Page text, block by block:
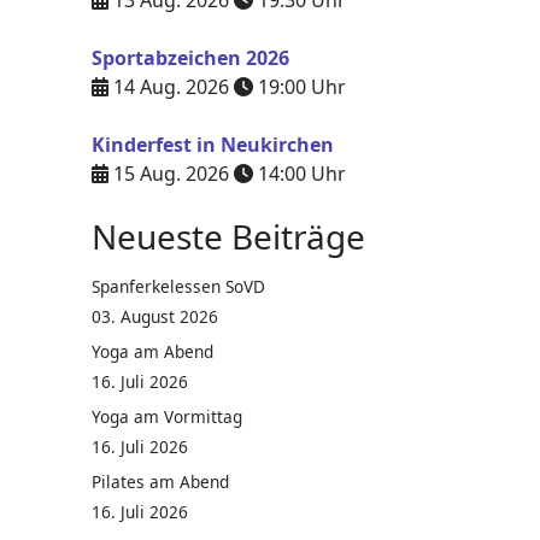
Sportabzeichen 2026
14 Aug. 2026
19:00 Uhr
Kinderfest in Neukirchen
15 Aug. 2026
14:00 Uhr
Neueste Beiträge
Spanferkelessen SoVD
03. August 2026
Yoga am Abend
16. Juli 2026
Yoga am Vormittag
16. Juli 2026
Pilates am Abend
16. Juli 2026